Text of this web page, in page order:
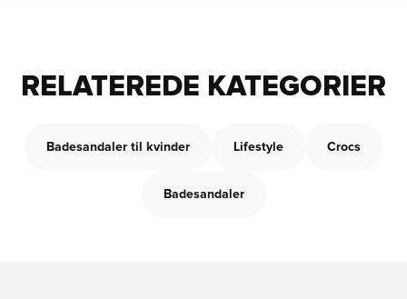
RELATEREDE KATEGORIER
Badesandaler til kvinder Lifestyle Crocs
Badesandaler